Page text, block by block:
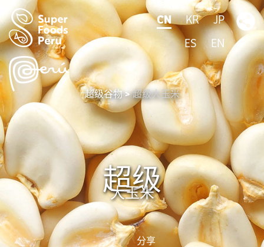
CN KR
JP
ES
EN
超级谷物 超级大玉米
超级
大玉米
分享